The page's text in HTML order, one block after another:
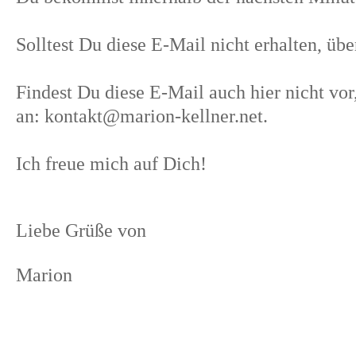
Solltest Du diese E-Mail nicht erhalten,
Findest Du diese E-Mail auch hier nicht
an: kontakt@marion-kellner.net.
Ich freue mich auf Dich!
Liebe Grüße von
Marion